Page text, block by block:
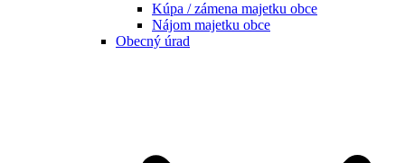
Kúpa / zámena majetku obce
Nájom majetku obce
Obecný úrad